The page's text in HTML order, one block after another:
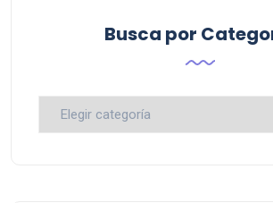
Busca por
Busca